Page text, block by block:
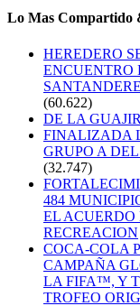
Lo Mas Compartido
HEREDERO
ENCUENTRO
(60.622)
DE LA
FINALIZADA
GRUPO A
(32.747)
484
EL ACUERDO
RECREACION
COCA-COLA
CAMPAÑA
LA FIFA™, Y
TROFEO